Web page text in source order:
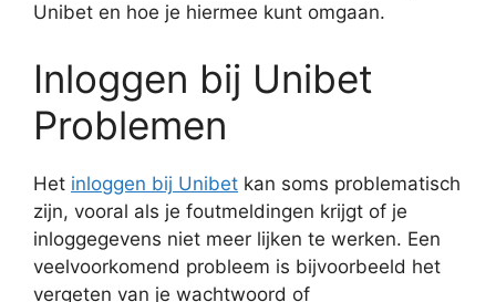
Unibet en hoe je hiermee kunt omgaan.
Inloggen bij Unibet
Problemen
Het inloggen bij Unibet kan soms problematisch
zijn, vooral als je foutmeldingen krijgt of je
inloggegevens niet meer lijken te werken. Een
veelvoorkomend probleem is bijvoorbeeld het
vergeten van je wachtwoord of